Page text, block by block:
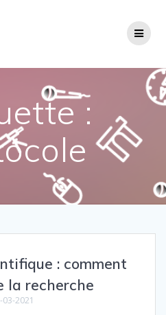
:
: comment
la recherche
03-2021